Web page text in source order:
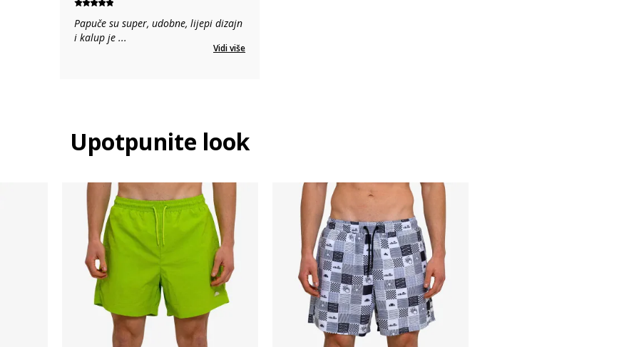
Papuče su super, udobne, lijepi dizajn
i kalup je ...
Vidi više
Upotpunite look